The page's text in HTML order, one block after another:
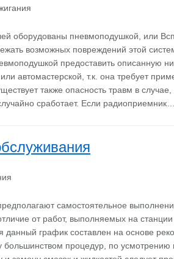
оборудованы пневмоподушкой, или
возможных повреждений этой
предоставить описанную
автомастерской, т.к. она требует
также опасность травм в
сработает. Если радиоприемник…
самостоятельное
от работ, выполняемых на
данный график составлен на основе
большинством процедур, по